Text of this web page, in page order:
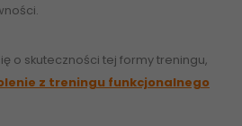
o skuteczności tej formy treningu,
z treningu funkcjonalnego